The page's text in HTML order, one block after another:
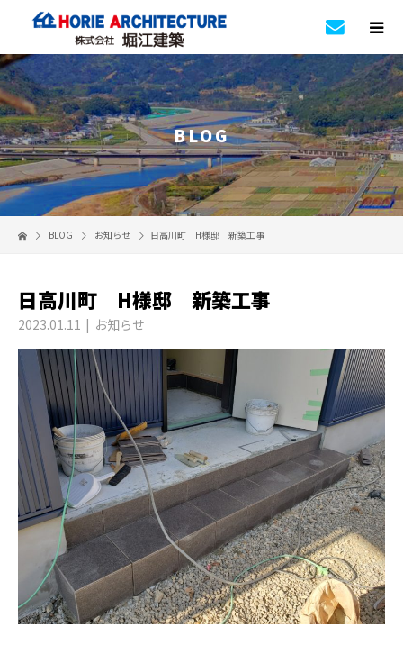
BLOG
BLOG お知らせ 日高川町 H様邸 新築工事
日高川町 H様邸 新築工事
2023.01.11 お知らせ